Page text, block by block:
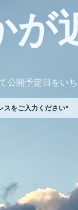
が
公開予定日をい